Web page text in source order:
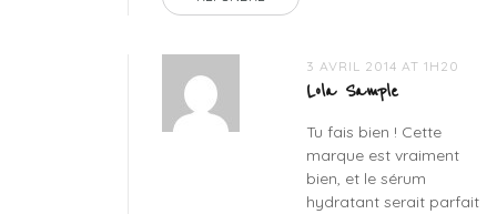
3 AVRIL 2014 AT 1H20
Lola Sample
Tu fais bien ! Cette
marque est vraiment
bien, et le sérum
hydratant serait parfait